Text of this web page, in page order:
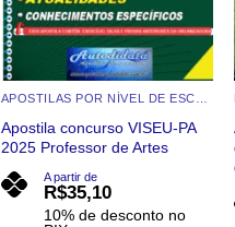
Apostila concurso VISEU-PA
2025 Professor de Artes
A partir de
R$35,10
10% de desconto no